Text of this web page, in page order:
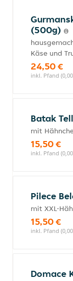
(500g)
Käse und
24,50 €
inkl. Pfand
Batak
mit
15,50 €
inkl. Pfand
Pilece
mit XXL-
15,50 €
inkl. Pfand
Domace